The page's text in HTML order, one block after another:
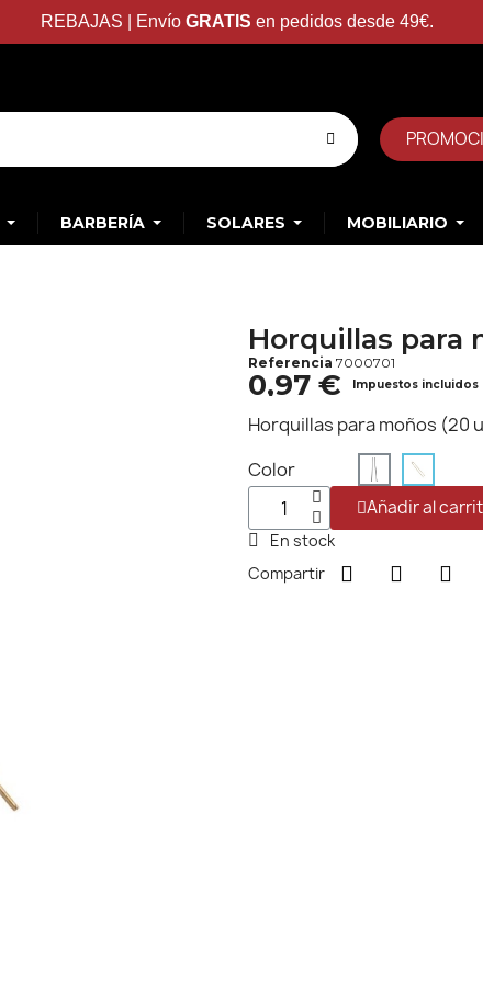
REBAJAS | Envío GRATIS en pedidos desde 49€.
BARBERÍA SOLARES MOBILIARIO
Horquillas para
Referencia 7000701
0,97 € Impuestos incluidos
Horquillas para moños (20
Color
Añadir al
En stock
Compartir